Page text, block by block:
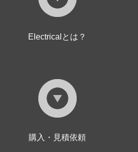
Electricalとは？
購入・見積依頼